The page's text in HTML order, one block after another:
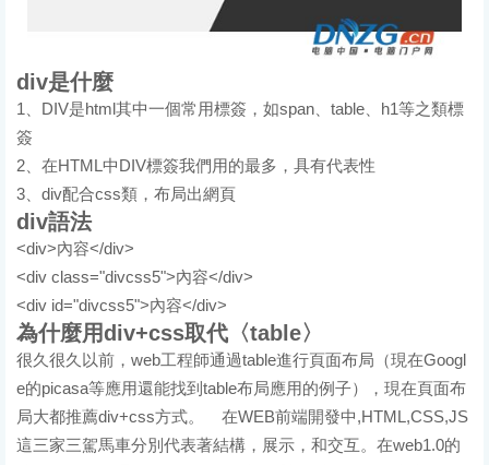
div是什麼
1、DIV是html其中一個常用標簽，如span、table、h1等之類標
簽
2、在HTML中DIV標簽我們用的最多，具有代表性
3、div配合css類，布局出網頁
div語法
<div>內容</div>
<div class="divcss5">內容</div>
<div id="divcss5">內容</div>
為什麼用div+css取代〈table〉
很久很久以前，web工程師通過table進行頁面布局（現在Googl
e的picasa等應用還能找到table布局應用的例子），現在頁面布
局大都推薦div+css方式。 在WEB前端開發中,HTML,CSS,JS
這三家三駕馬車分別代表著結構，展示，和交互。在web1.0的